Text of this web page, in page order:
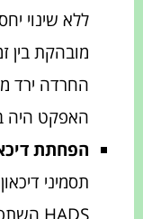
האפקט היה
הפחתת
תסמיני